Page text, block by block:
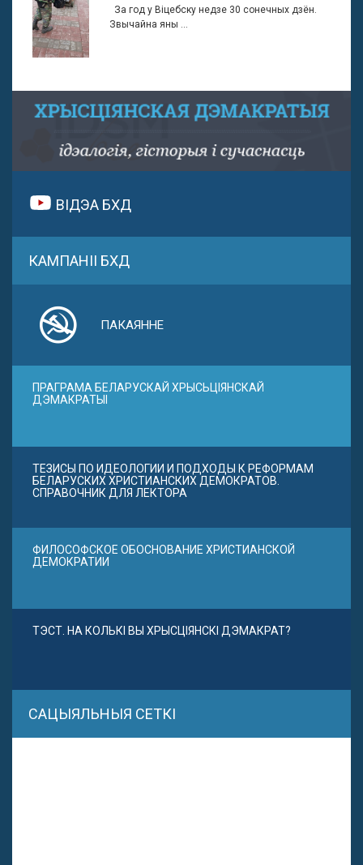
За год у Віцебску недзе 30 сонечных дзён.
Звычайна яны ...
ВІДЭА БХД
КАМПАНІІ БХД
ПАКАЯННЕ
ПРАГРАМА БЕЛАРУСКАЙ ХРЫСЬЦІЯНСКАЙ
ДЭМАКРАТЫІ
ТЕЗИСЫ ПО ИДЕОЛОГИИ И ПОДХОДЫ К РЕФОРМАМ
БЕЛАРУСКИХ ХРИСТИАНСКИХ ДЕМОКРАТОВ.
СПРАВОЧНИК ДЛЯ ЛЕКТОРА
ФИЛОСОФСКОЕ ОБОСНОВАНИЕ ХРИСТИАНСКОЙ
ДЕМОКРАТИИ
ТЭСТ. НА КОЛЬКІ ВЫ ХРЫСЦІЯНСКІ ДЭМАКРАТ?
САЦЫЯЛЬНЫЯ СЕТКІ